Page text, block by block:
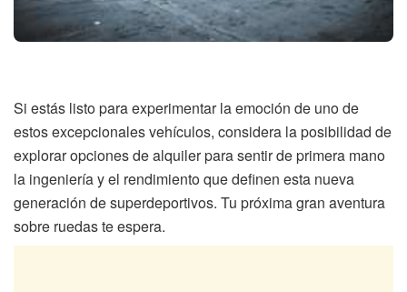
Si estás listo para experimentar la emoción de uno de
estos excepcionales vehículos, considera la posibilidad de
explorar opciones de alquiler para sentir de primera mano
la ingeniería y el rendimiento que definen esta nueva
generación de superdeportivos. Tu próxima gran aventura
sobre ruedas te espera.